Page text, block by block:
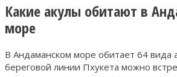
Какие акулы обитают в
море
В Андаманском море обитает 64 вида
береговой линии Пхукета можно